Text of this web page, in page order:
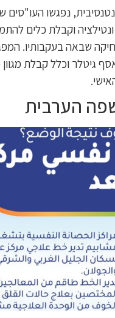
נפגשו
ונטילציה וקבלת כלים
שבאה בעקבותיו.
אסף גיטלר וכלל קבלת
הערבית